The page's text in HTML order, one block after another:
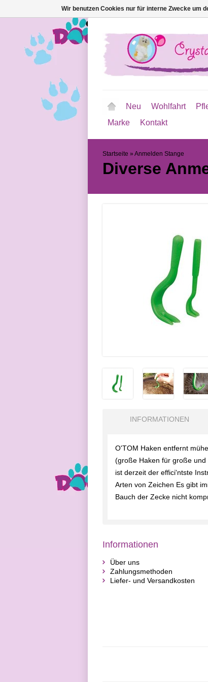
Neu Wohlfahrt
Marke
Kontakt
Startseite » Anmelden Stange
Diverse
INFORMATIONEN
O'TOM Haken entfernt
(große Haken für große
ist derzeit der effici'ntste
Arten von Zeichen Es gibt
Bauch der Zecke nicht
Informationen
Über uns
Zahlungsmethoden
Liefer- und Versandkosten
Wir benutzen Cookies nur für interne Zwecke um